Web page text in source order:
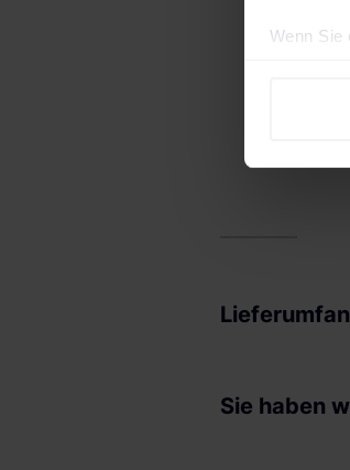
Wenn Sie
Erfahren
der
Sie haben